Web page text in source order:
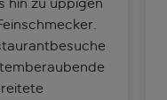
hin zu üppigen